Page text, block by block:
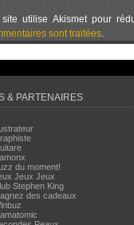
utilise Akismet pour
sont traitées.
& PARTENAIRES
du moment!
Jeux Jeux
Stephen King
des cadeaux